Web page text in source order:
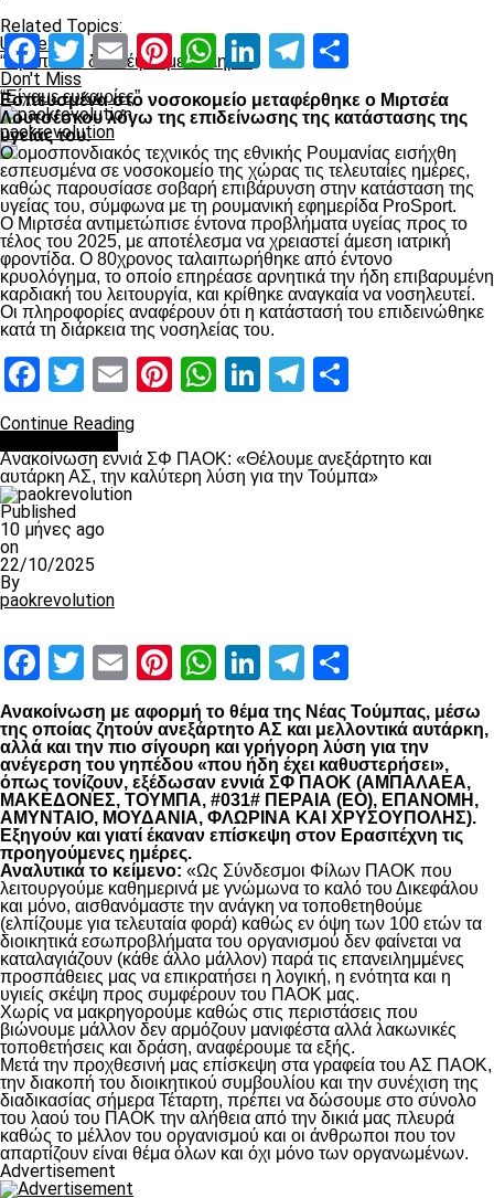
Related Topics:
Up Next
“Πρέπει να δουλέψουμε σκληρά”
Don't Miss
“Είχαμε ευκαιρίες”
paokrevolution
Facebook
Twitter
EmailPinterest
WhatsApp
LinkedIn
Telegram
Εσπευσμένα στο νοσοκομείο μεταφέρθηκε ο Μιρτσέα
Λουτσέσκου λόγω της επιδείνωσης της κατάστασης της
υγείας του.
Ο ομοσπονδιακός τεχνικός της εθνικής Ρουμανίας εισήχθη
εσπευσμένα σε νοσοκομείο της χώρας τις τελευταίες ημέρες,
καθώς παρουσίασε σοβαρή επιβάρυνση στην κατάσταση της
υγείας του, σύμφωνα με τη ρουμανική εφημερίδα ProSport.
Ο Μιρτσέα αντιμετώπισε έντονα προβλήματα υγείας προς το
τέλος του 2025, με αποτέλεσμα να χρειαστεί άμεση ιατρική
φροντίδα. Ο 80χρονος ταλαιπωρήθηκε από έντονο
κρυολόγημα, το οποίο επηρέασε αρνητικά την ήδη επιβαρυμένη
καρδιακή του λειτουργία, και κρίθηκε αναγκαία να νοσηλευτεί.
Οι πληροφορίες αναφέρουν ότι η κατάστασή του επιδεινώθηκε
κατά τη διάρκεια της νοσηλείας του.
Facebook
Twitter
EmailPinterest
WhatsApp
LinkedIn
Telegram
Continue Reading
Ανακοίνωση εννιά ΣΦ ΠΑΟΚ: «Θέλουμε ανεξάρτητο και
αυτάρκη ΑΣ, την καλύτερη λύση για την Τούμπα»
Published
10 μήνες ago
on
22/10/2025
By
paokrevolution
Facebook
Twitter
EmailPinterest
WhatsApp
LinkedIn
Telegram
Ανακοίνωση με αφορμή το θέμα της Νέας Τούμπας, μέσω
της οποίας ζητούν ανεξάρτητο ΑΣ και μελλοντικά αυτάρκη,
αλλά και την πιο σίγουρη και γρήγορη λύση για την
ανέγερση του γηπέδου «που ήδη έχει καθυστερήσει»,
όπως τονίζουν, εξέδωσαν εννιά ΣΦ ΠΑΟΚ (ΑΜΠΑΛΑΕΑ,
ΜΑΚΕΔΟΝΕΣ, ΤΟΥΜΠΑ, #031# ΠΕΡΑΙΑ (ΕΟ), ΕΠΑΝΟΜΗ,
ΑΜΥΝΤΑΙΟ, ΜΟΥΔΑΝΙΑ, ΦΛΩΡΙΝΑ ΚΑΙ ΧΡΥΣΟΥΠΟΛΗΣ).
Εξηγούν και γιατί έκαναν επίσκεψη στον Ερασιτέχνη τις
προηγούμενες ημέρες.
Αναλυτικά το κείμενο: «Ως Σύνδεσμοι Φίλων ΠΑΟΚ που
λειτουργούμε καθημερινά με γνώμωνα το καλό του Δικεφάλου
και μόνο, αισθανόμαστε την ανάγκη να τοποθετηθούμε
(ελπίζουμε για τελευταία φορά) καθώς εν όψη των 100 ετών τα
διοικητικά εσωπροβλήματα του οργανισμού δεν φαίνεται να
καταλαγιάζουν (κάθε άλλο μάλλον) παρά τις επανειλημμένες
προσπάθειες μας να επικρατήσει η λογική, η ενότητα και η
υγιείς σκέψη προς συμφέρουν του ΠΑΟΚ μας.
Χωρίς να μακρηγορούμε καθώς στις περιστάσεις που
βιώνουμε μάλλον δεν αρμόζουν μανιφέστα αλλά λακωνικές
τοποθετήσεις και δράση, αναφέρουμε τα εξής.
Μετά την προχθεσινή μας επίσκεψη στα γραφεία του ΑΣ ΠΑΟΚ,
την διακοπή του διοικητικού συμβουλίου και την συνέχιση της
διαδικασίας σήμερα Τέταρτη, πρέπει να δώσουμε στο σύνολο
του λαού του ΠΑΟΚ την αλήθεια από την δικιά μας πλευρά
καθώς το μέλλον του οργανισμού και οι άνθρωποι που τον
απαρτίζουν είναι θέμα όλων και όχι μόνο των οργανωμένων.
Advertisement